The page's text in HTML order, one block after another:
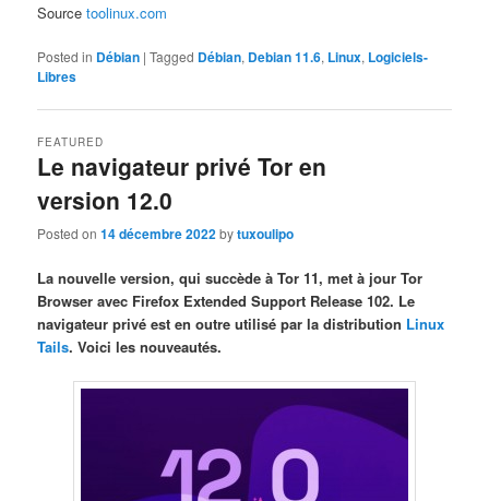
Sourcetoolinux.com
Posted in Débian |Tagged Débian, Debian 11.6, Linux, Logiciels-
Libres
Le navigateur privé Tor en
version 12.0
FEATURED
Posted on14 décembre 2022bytuxoulipo
La nouvelle version, qui succède à Tor 11, met à jour Tor
Browser avec Firefox Extended Support Release 102. Le
navigateur privé est en outre utilisé par la distribution Linux
Tails. Voici les nouveautés.